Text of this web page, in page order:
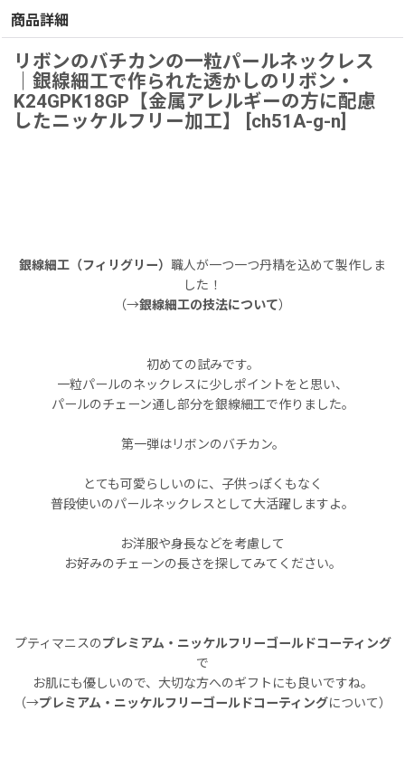
商品詳細
リボンのバチカンの一粒パールネックレス
｜銀線細工で作られた透かしのリボン・
K24GPK18GP【金属アレルギーの方に配慮
したニッケルフリー加工】 [ch51A-g-n]
銀線細工（フィリグリー） 職人が一つ一つ丹精を込めて製作しま
した！
（→銀線細工の技法について）
初めての試みです。
一粒パールのネックレスに少しポイントをと思い、
パールのチェーン通し部分を銀線細工で作りました。
第一弾はリボンのバチカン。
とても可愛らしいのに、子供っぽくもなく
普段使いのパールネックレスとして大活躍しますよ。
お洋服や身長などを考慮して
お好みのチェーンの長さを探してみてください。
プティマニスのプレミアム・ニッケルフリーゴールドコーティング
で
お肌にも優しいので、大切な方へのギフトにも良いですね。
（→プレミアム・ニッケルフリーゴールドコーティングについて）